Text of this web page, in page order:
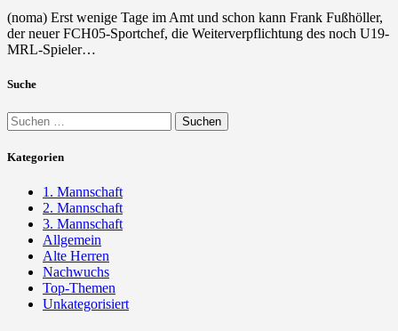
(noma) Erst wenige Tage im Amt und schon kann Frank Fußhöller,
der neuer FCH05-Sportchef, die Weiterverpflichtung des noch U19-
MRL-Spieler…
Suche
Suchen
nach:
Kategorien
1. Mannschaft
2. Mannschaft
3. Mannschaft
Allgemein
Alte Herren
Nachwuchs
Top-Themen
Unkategorisiert